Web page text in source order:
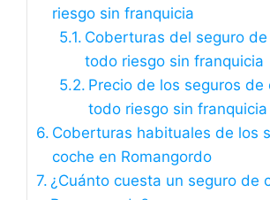
riesgo sin franquicia
Coberturas del seguro
todo riesgo sin franquicia
Precio de los seguros de
todo riesgo sin franquicia
Coberturas habituales de los
coche en Romangordo
¿Cuánto cuesta un seguro de